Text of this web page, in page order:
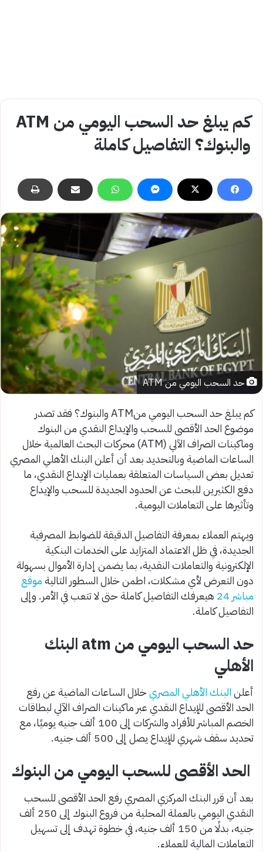
كم يبلغ حد السحب اليومي من ATM
والبنوك؟ التفاصيل كاملة
حد السحب اليومي من ATM
كم يبلغ حد السحب اليومي منATM والبنوك؟ فقد تصدر
موضوع الحد الأقصى للسحب والإيداع النقدي من البنوك
وماكينات الصراف الآلي (ATM) محركات البحث العالمية خلال
الساعات الماضية وبالتحديد بعد أن أعلن البنك الأهلي المصري
تعديل بعض السياسات المتعلقة بعمليات الإيداع النقدي، ما
دفع الكثيرين للبحث عن الحدود الجديدة للسحب والإيداع
وتأثيرها على التعاملات اليومية.
ويهتم العملاء بمعرفة التفاصيل الدقيقة للضوابط المصرفية
الجديدة، في ظل الاعتماد المتزايد على الخدمات البنكية
الإلكترونية والتعاملات النقدية، بما يضمن إدارة الأموال بسهولة
دون التعرض لأي مشكلات، اطمن خلال السطور التاليةموقع
مباشر 24
هيعرفك التفاصيل كاملة حتى لا تتعب في الأمر. وإلى
التفاصيل كاملة.
حد السحب اليومي من atm البنك
الأهلي
أعلنالبنك الأهلي المصريخلال الساعات الماضية عن رفع
الحد الأقصى للإيداع النقدي عبر ماكينات الصراف الآلي لبطاقات
الخصم المباشر للأفراد والشركات إلى 100 ألف جنيه يوميًا، مع
تحديد سقف شهري للإيداع يصل إلى 500 ألف جنيه.
الحد الأقصى للسحب اليومي من البنوك
بعد أن قرر البنك المركزي المصري رفع الحد الأقصى للسحب
النقدي اليومي بالعملة المحلية من فروع البنوك إلى 250 ألف
جنيه، بدلًا من 150 ألف جنيه، في خطوة تهدف إلى تسهيل
التعاملات المالية للعملاء.